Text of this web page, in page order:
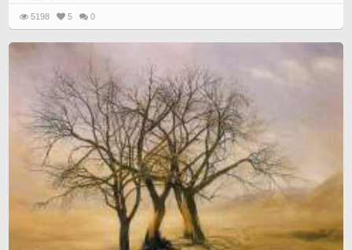
5198 5 0